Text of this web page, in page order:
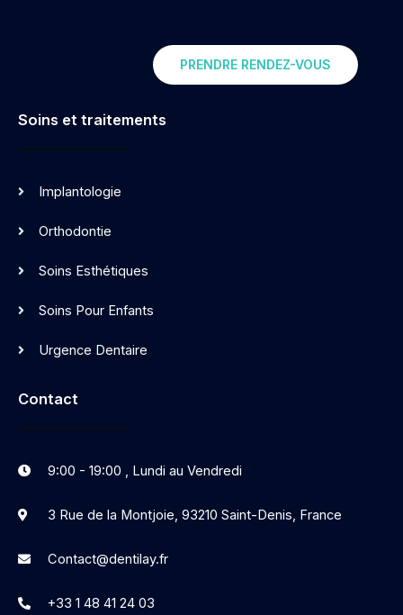
PRENDRE RENDEZ-VOUS
Soins et traitements
Implantologie
Orthodontie
Soins Esthétiques
Soins Pour Enfants
Urgence Dentaire
Contact
9:00 - 19:00 , Lundi au Vendredi
3 Rue de la Montjoie, 93210 Saint-Denis, France
Contact@dentilay.fr
+33 1 48 41 24 03